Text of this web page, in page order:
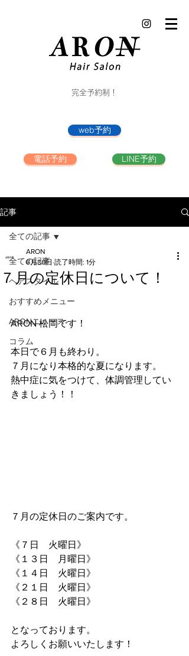
完全予約制！
web予約
電話予約 LINE予約
記事
全ての記事
ヘアスタイル
おすすめメニュー
ARONニュース
コラム
全ての記事
７月の定休日について！
ARON
6月30日 読了時間: 1分
ARON 松岡です！
本日で６月も終わり。
７月になり本格的な夏になります。
熱中症に気をつけて、体調管理してい
きましょう！！
７月の定休日のご案内です。
《７日　火曜日》
《１３日　月曜日》
《１４日　火曜日》
《２１日　火曜日》
《２８日　火曜日》
となっております。
よろしくお願いいたします！